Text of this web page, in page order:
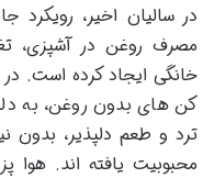
در سالیان اخیر،
مصرف روغن در آشپزی،
خانگی ایجاد کرده است.
کن های بدون روغن، به
ترد و طعم دلپذیر، بدون